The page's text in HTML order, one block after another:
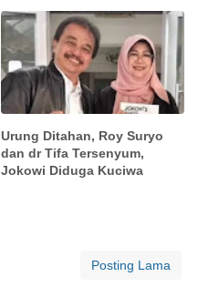
Urung Ditahan, Roy Suryo
dan dr Tifa Tersenyum,
Jokowi Diduga Kuciwa
Posting Lama